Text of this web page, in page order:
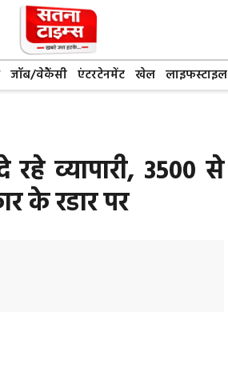
जॉब/वेकैंसी एंटरटेनमेंट खेल लाइफस्टाइल
व्यापारी, 3500 से
के रडार पर